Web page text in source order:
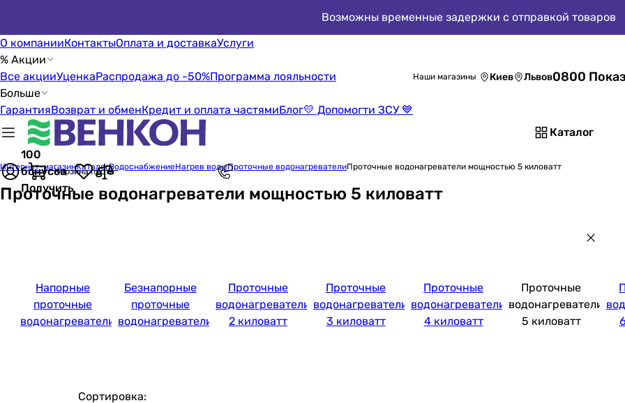
Возможны временные задержки с отправкой товаров
О компанииКонтактыОплата и доставкаУслуги
% Акции
Все акцииУценкаРаспродажа до -50%Программа лояльности
Больше
ГарантияВозврат и обменКредит и оплата частямиБлог💛 Допомогти ЗСУ 💙
Наши магазины Киев Львов0800
Каталог
100
бонусов
Получить
Корзина пуста
Интернет-магазинКаталогВодоснабжениеНагрев водыПроточные водонагревателиПроточные водонагреватели мощностью 5 киловатт
Проточные водонагреватели мощностью 5 киловатт
Напорные
проточные
водонагреватели
Безнапорные
проточные
водонагреватели
Проточные
водонагреватели
2 киловатт
Проточные
водонагреватели
3 киловатт
Проточные
водонагреватели
4 киловатт
Проточные
водонагреватели
5 киловатт
Сортировка: